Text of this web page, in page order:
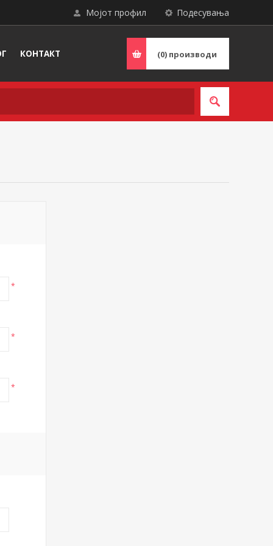
Подесувања
Мојот профил
КОНТАКТ (0) производи
*
*
*